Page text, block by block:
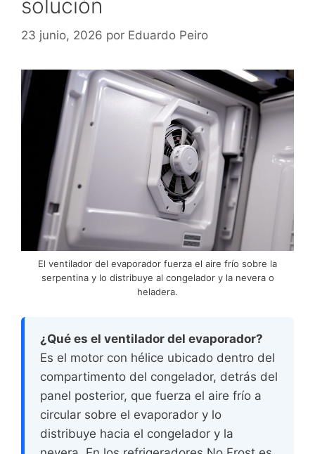
solución
23 junio, 2026 por Eduardo Peiro
El ventilador del evaporador fuerza el aire frío sobre la
serpentina y lo distribuye al congelador y la nevera o
heladera.
¿Qué es el ventilador del evaporador?
Es el motor con hélice ubicado dentro del
compartimento del congelador, detrás del
panel posterior, que fuerza el aire frío a
circular sobre el evaporador y lo
distribuye hacia el congelador y la